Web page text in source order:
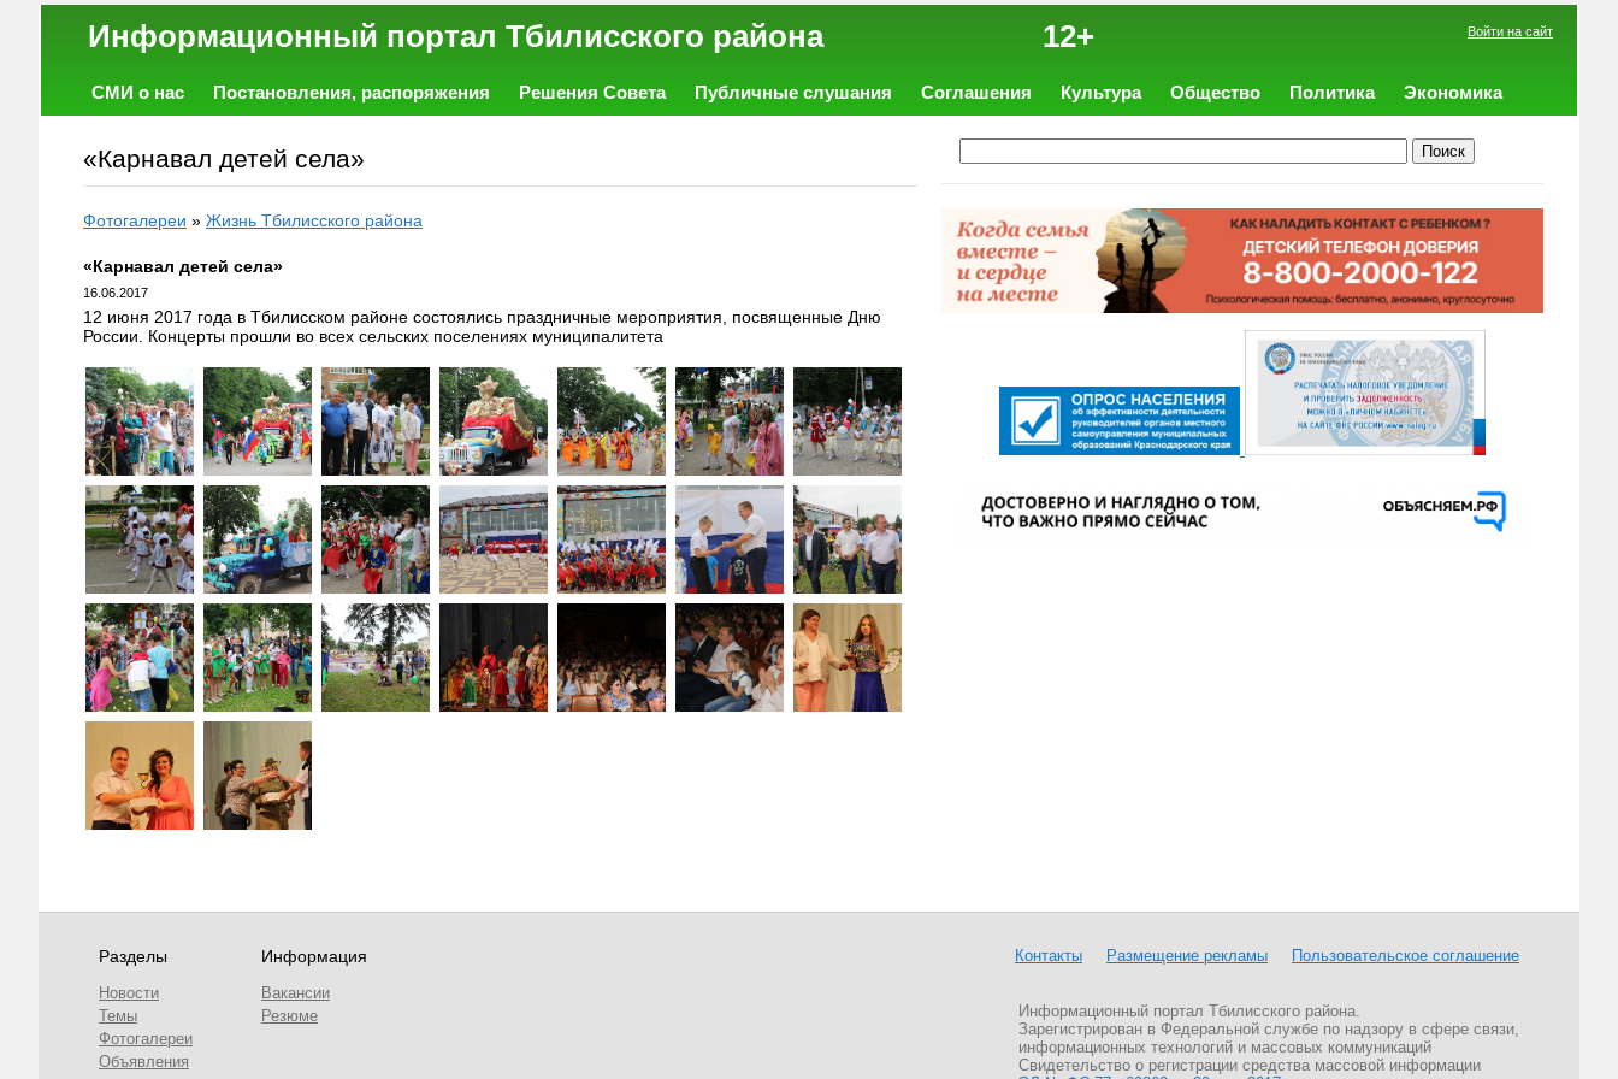
Информационный портал Тбилисского района 12+ Войти на сайт
СМИ о нас Постановления, распоряжения Решения Совета Публичные слушания Соглашения Культура Общество Политика
Экономика
«Карнавал детей села»
Фотогалереи » Жизнь Тбилисского района
«Карнавал детей села»
16.06.2017
12 июня 2017 года в Тбилисском районе состоялись праздничные мероприятия, посвященные Дню
России. Концерты прошли во всех сельских поселениях муниципалитета
Разделы
Новости
Темы
Фотогалереи
Объявления
Информация
Вакансии
Резюме
Контакты Размещение рекламы Пользовательское соглашение
Информационный портал Тбилисского района.
Зарегистрирован в Федеральной службе по надзору в сфере связи,
информационных технологий и массовых коммуникаций
Свидетельство о регистрации средства массовой информации